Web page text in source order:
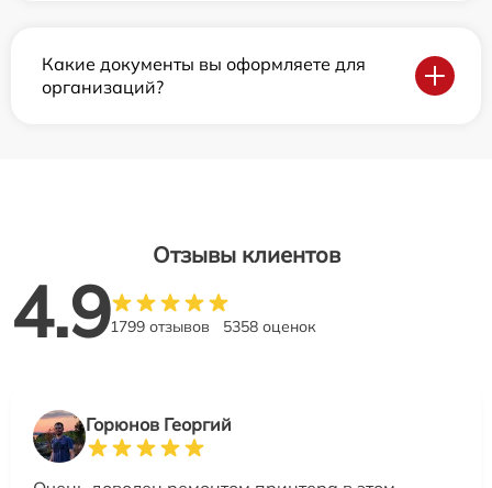
Какие документы вы оформляете для
организаций?
Отзывы клиентов
4.91799 отзывов 5358 оценок
Горюнов Георгий